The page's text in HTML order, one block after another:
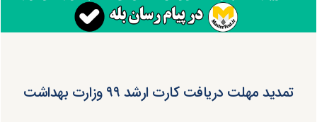
تمدید مهلت دریافت کارت ارشد ۹۹ وزارت بهداشت